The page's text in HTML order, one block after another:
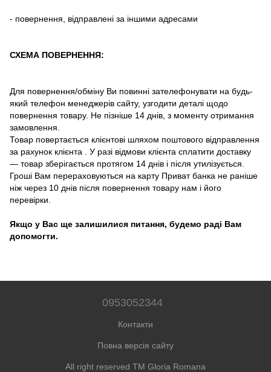
- повернення відправлені за іншими адресами
СХЕМА ПОВЕРНЕННЯ:
Для повернення/обміну Ви повинні зателефонувати на будь-
який телефон менеджерів сайту, узгодити деталі щодо
повернення товару. Не пізніше 14 днів, з моменту отримання
замовлення.
Товар повертається клієнтові шляхом поштового відправлення
за рахунок клієнта . У разі відмови клієнта сплатити доставку
― товар зберігається протягом 14 днів і після утилізується.
Гроші Вам перераховуються на карту Приват банка не раніше
ніж через 10 днів після повернення товару нам і його
перевірки.
Якщо у Вас ще залишилися питання, будемо раді Вам
допомогти.
0953052344
Контакти
Повна версія сайту
All right reserved TM Gloria Romana